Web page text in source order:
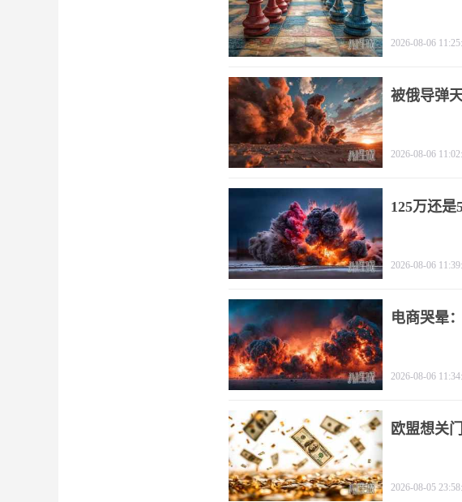
2026-08-06
被俄导弹
2026-08-06
125万还
2026-08-06
电商哭晕
2026-08-06
欧盟想关
2026-08-05